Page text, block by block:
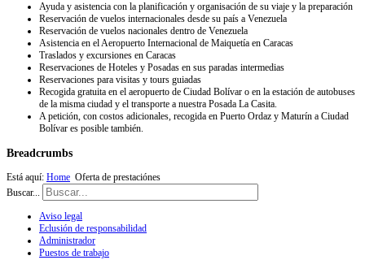
Ayuda y asistencia con la planificación y organisación de su viaje y la preparación
Reservación de vuelos internacionales desde su país a Venezuela
Reservación de vuelos nacionales dentro de Venezuela
Asistencia en el Aeropuerto Internacional de Maiquetía en Caracas
Traslados y excursiones en Caracas
Reservaciones de Hoteles y Posadas en sus paradas intermedias
Reservaciones para visitas y tours guiadas
Recogida gratuita en el aeropuerto de Ciudad Bolívar o en la estación de autobuses
de la misma ciudad y el transporte a nuestra Posada La Casita.
A petición, con costos adicionales, recogida en Puerto Ordaz y Maturín a Ciudad
Bolívar es posible también.
Breadcrumbs
Está aquí: Home Oferta de prestaciónes
Buscar...
Aviso legal
Eclusión de responsabilidad
Administrador
Puestos de trabajo